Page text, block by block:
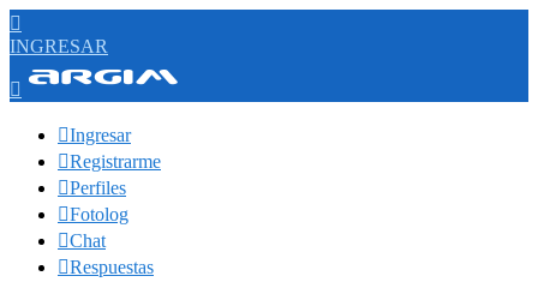

INGRESAR

Ingresar
Registrarme
Perfiles
Fotolog
Chat
Respuestas